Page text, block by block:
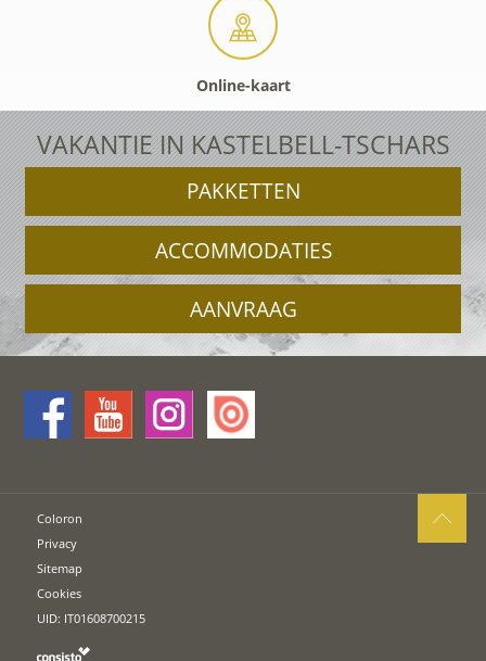
Online-kaart
VAKANTIE IN KASTELBELL-TSCHARS
PAKKETTEN
ACCOMMODATIES
AANVRAAG
Coloron
Privacy
Sitemap
Cookies
UID: IT01608700215